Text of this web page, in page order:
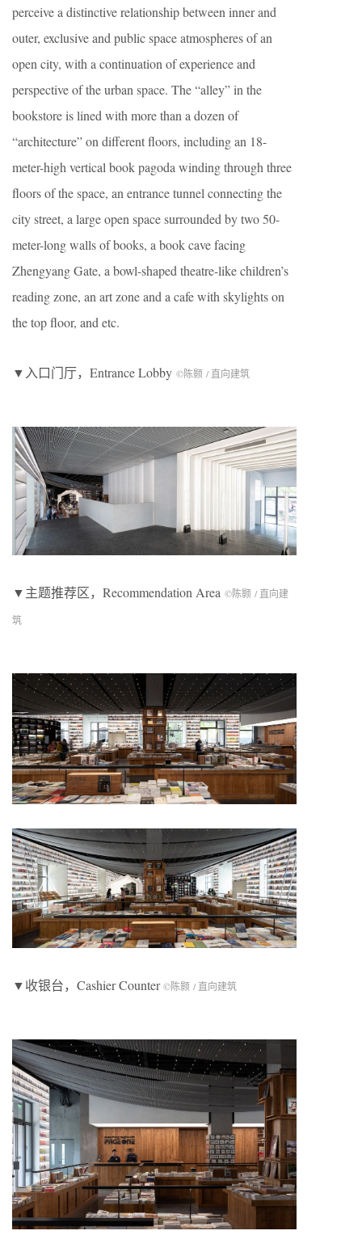
perceive a distinctive relationship between inner and
outer, exclusive and public space atmospheres of an
open city, with a continuation of experience and
perspective of the urban space. The “alley” in the
bookstore is lined with more than a dozen of
“architecture” on different floors, including an 18-
meter-high vertical book pagoda winding through three
floors of the space, an entrance tunnel connecting the
city street, a large open space surrounded by two 50-
meter-long walls of books, a book cave facing
Zhengyang Gate, a bowl-shaped theatre-like children’s
reading zone, an art zone and a cafe with skylights on
the top floor, and etc.
▼入口门厅，Entrance Lobby ©陈颢 / 直向建筑
▼主题推荐区，Recommendation Area ©陈颢 / 直向建
筑
▼收银台，Cashier Counter©陈颢 / 直向建筑